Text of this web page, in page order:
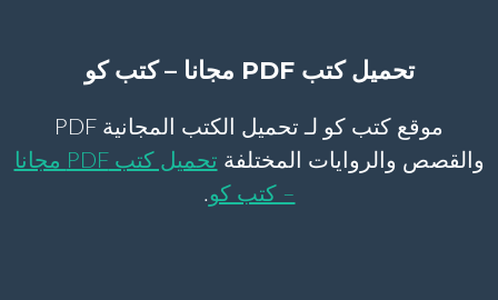
تحميل كتب PDF مجانا – كتب كو
موقع كتب كو لـ تحميل الكتب المجانية PDF
والقصص والروايات المختلفة
تحميل كتب PDF مجانا
– كتب كو.